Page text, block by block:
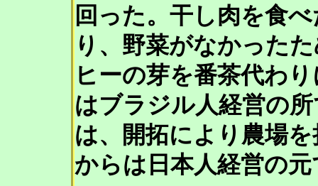
回った。干し肉を食
り、野菜がなかった
ヒーの芽を番茶代わ
はブラジル人経営の
は、開拓により農場
からは日本人経営の